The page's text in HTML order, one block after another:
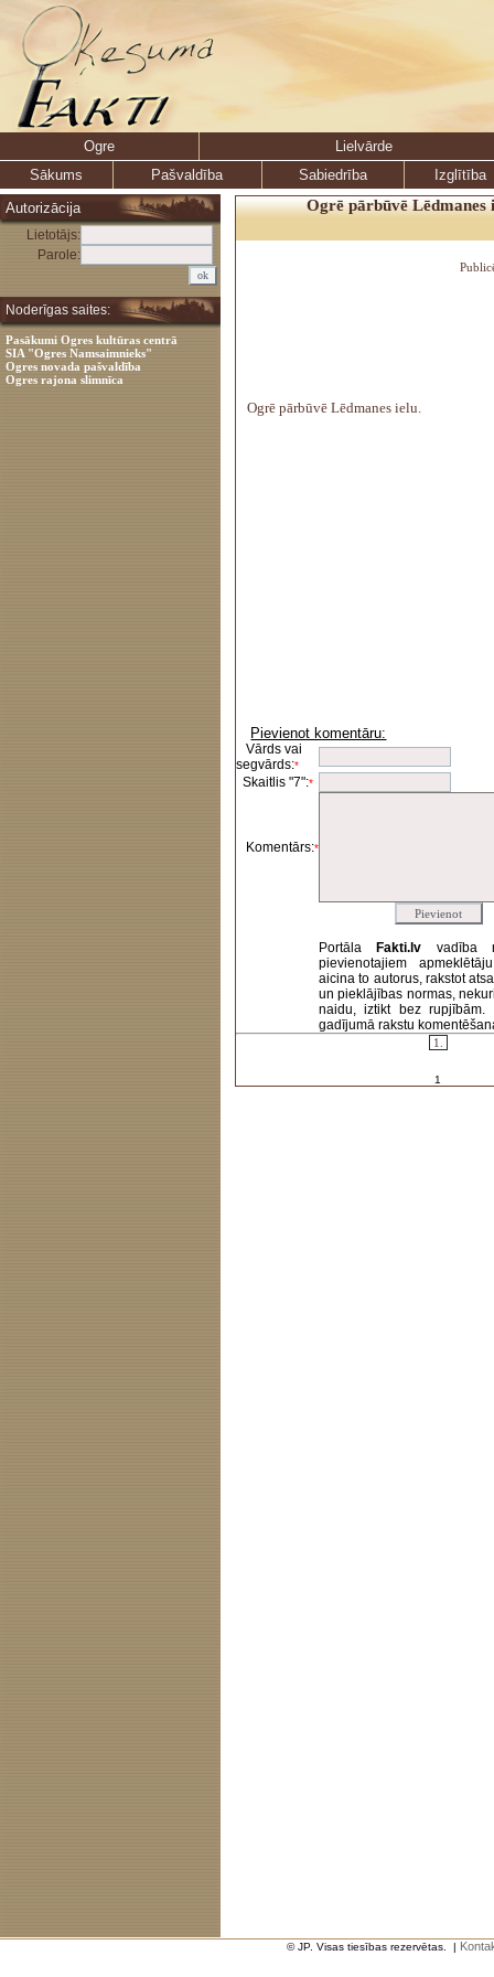
Ogre
Lielvārde
Sākums
Pašvaldība Sabiedrība
Izglītība
Autorizācija
Lietotājs:
Parole:
Noderīgas saites:
Pasākumi Ogres kultūras centrā
SIA "Ogres Namsaimnieks"
Ogres novada pašvaldība
Ogres rajona slimnīca
Ogrē pārbūvē Lēdmanes
Ogrē pārbūvē Lēdmanes ielu.
Pievienot komentāru:
Vārds vai
segvārds:*
Skaitlis "7":*
Komentārs:*
Portāla Fakti.lv vadība
pievienotajiem
aicina to autorus, rakstot
un pieklājības normas,
naidu, iztikt bez rupjībām.
gadījumā rakstu
1.
1
© JP. Visas tiesības rezervētas. |